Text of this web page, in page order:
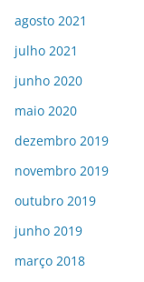
agosto 2021
julho 2021
junho 2020
maio 2020
dezembro 2019
novembro 2019
outubro 2019
junho 2019
março 2018